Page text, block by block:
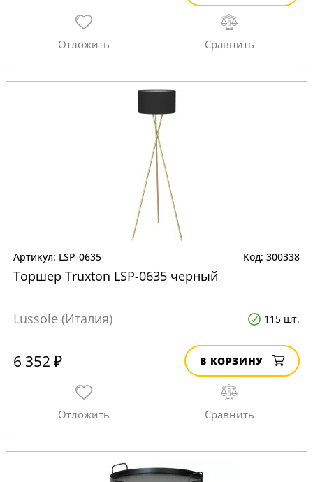
LSP-0635 300338
Торшер Truxton LSP-0635 черный
Lussole (Италия) 115 шт.
6 352 ₽ В КОРЗИНУ